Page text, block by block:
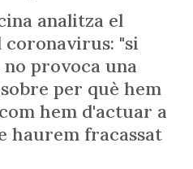
analitza el
"si
provoca una
per què hem
hem d'actuar a
haurem fracassat